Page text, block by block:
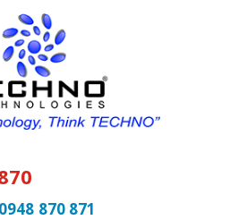
0948 870 871